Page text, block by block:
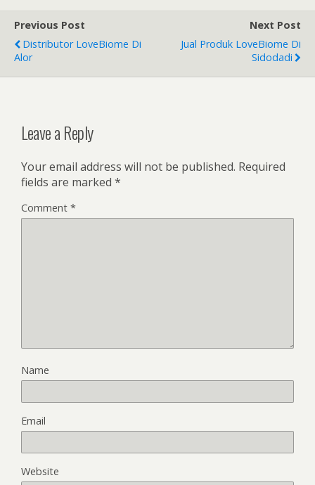
Previous Post
Distributor LoveBiome Di
Alor
Next Post
Jual Produk LoveBiome Di
Sidodadi
Leave a Reply
Your email address will not be published. Required
fields are marked *
Comment *
Name
Email
Website